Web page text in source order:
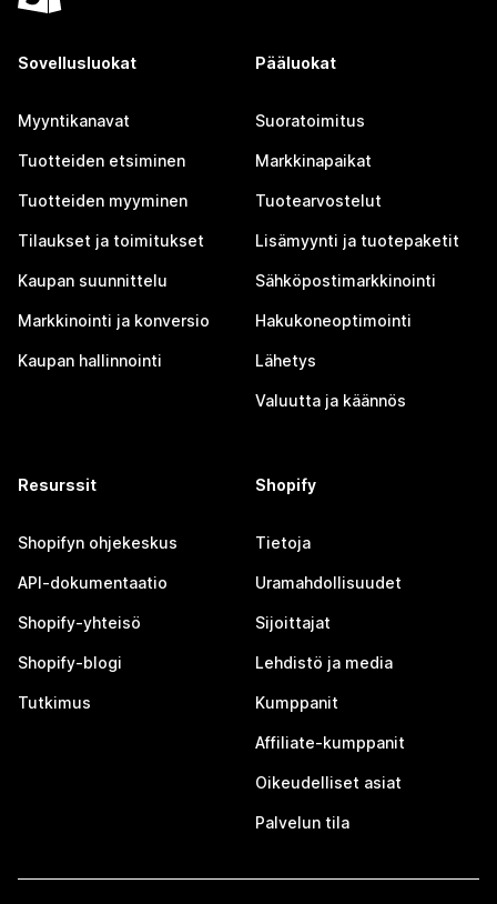
Sovellusluokat
Myyntikanavat
Tuotteiden etsiminen
Tuotteiden myyminen
Tilaukset ja toimitukset
Kaupan suunnittelu
Markkinointi ja konversio
Kaupan hallinnointi
Pääluokat
Suoratoimitus
Markkinapaikat
Tuotearvostelut
Lisämyynti ja tuotepaketit
Sähköpostimarkkinointi
Hakukoneoptimointi
Lähetys
Valuutta ja käännös
Resurssit
Shopifyn ohjekeskus
API-dokumentaatio
Shopify-yhteisö
Shopify-blogi
Tutkimus
Shopify
Tietoja
Uramahdollisuudet
Sijoittajat
Lehdistö ja media
Kumppanit
Affiliate-kumppanit
Oikeudelliset asiat
Palvelun tila